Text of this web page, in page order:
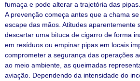
fumaça e pode alterar a trajetória das pipas.
A prevenção começa antes que a chama
escape das mãos. Atitudes aparentemente
descartar uma bituca de cigarro de forma
em resíduos ou empinar pipas em locais
comprometer a segurança das operações
ao meio ambiente, as queimadas
aviação. Dependendo da intensidade do